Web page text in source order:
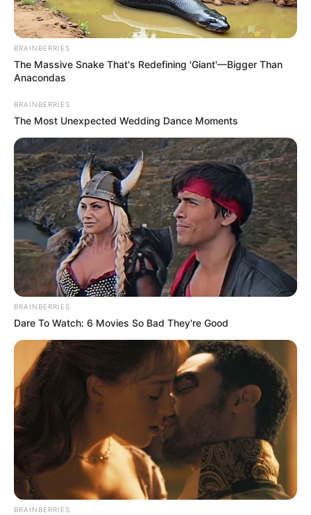
20:47 / 05 Avqust 2026 SİYASƏT
Təcili! İsrail hərəkətə keçdi -Bu ölkə
BOMBALANIR
91 0 0
19:59 / 05 Avqust 2026 ŞOU-BİZNES
"Paltarımı nə hədiyyə edirəm, nə də
satıram" — Aygün Kazımova ilə müsahibə
69 0 0
BRAINBERRIES
The Massive Snake That's Redefining 'Giant'—Bigger Than
Anacondas
BRAINBERRIES
The Most Unexpected Wedding Dance Moments
BRAINBERRIES
Dare To Watch: 6 Movies So Bad They're Good
BRAINBERRIES